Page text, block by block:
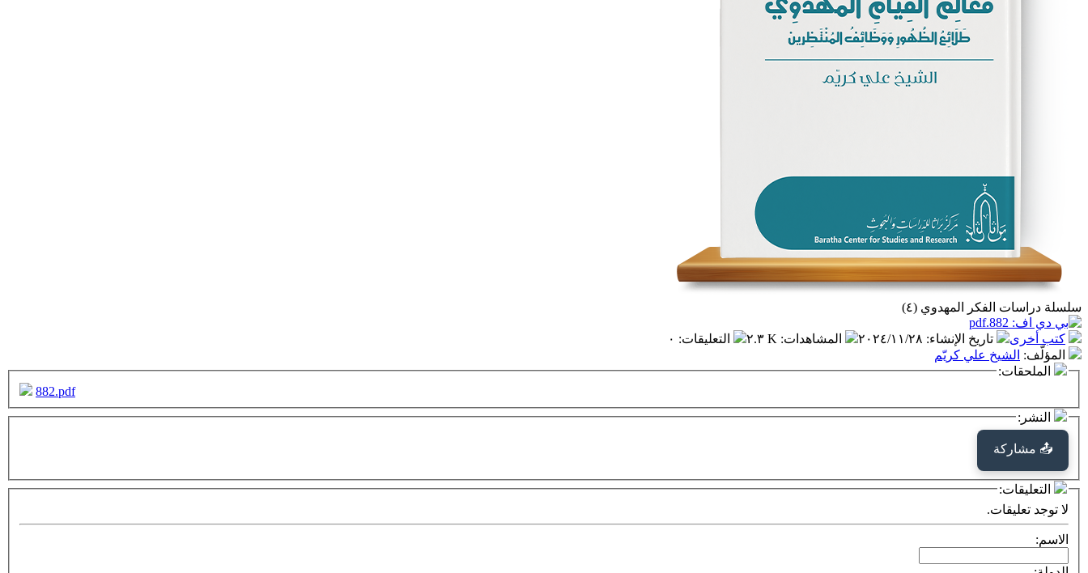
سلسلة دراسات الفكر المهدوي (٤)
كتب أخرى تاريخ الإنشاء: ٢٠٢٤/١١/٢٨ المشاهدات: ٢.٣ K التعليقات: ٠
المؤلّف: الشيخ علي كريّم
الملحقات:
882.pdf
النشر:
📤 مشاركة
التعليقات:
لا توجد تعليقات.
الاسم: